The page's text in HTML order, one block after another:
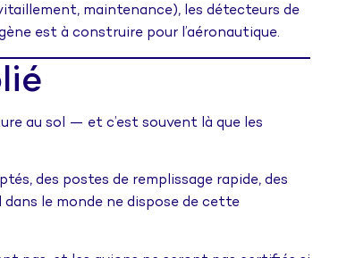
maintenance), les détecteurs de
est à construire pour l’aéronautique.
au sol — et c’est souvent là que les
des postes de remplissage rapide, des
le monde ne dispose de cette